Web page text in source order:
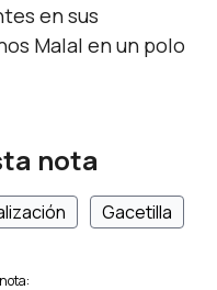
en sus
Malal en un polo
nota
Gacetilla